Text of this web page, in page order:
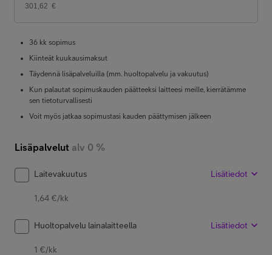
301,62 €
36 kk sopimus
Kiinteät kuukausimaksut
Täydennä lisäpalveluilla (mm. huoltopalvelu ja vakuutus)
Kun palautat sopimuskauden päätteeksi laitteesi meille, kierrätämme
sen tietoturvallisesti
Voit myös jatkaa sopimustasi kauden päättymisen jälkeen
Lisäpalvelut alv 0 %
Laitevakuutus Lisätiedot
1,64 €/kk
Huoltopalvelu lainalaitteella Lisätiedot
1 €/kk